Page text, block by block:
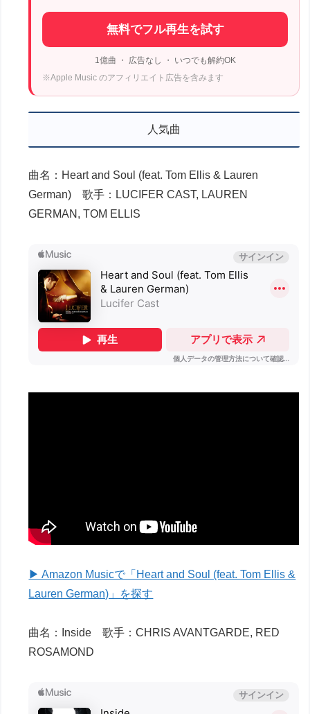
無料でフル再生を試す
1億曲 ・ 広告なし ・ いつでも解約OK
※Apple Music のアフィリエイト広告を含みます
人気曲
曲名：Heart and Soul (feat. Tom Ellis & Lauren
German) 歌手：LUCIFER CAST, LAUREN
GERMAN, TOM ELLIS
▶ Amazon Musicで「Heart and Soul (feat. Tom Ellis &
Lauren German)」を探す
曲名：Inside 歌手：CHRIS AVANTGARDE, RED
ROSAMOND